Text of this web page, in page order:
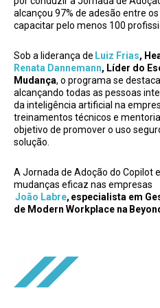
alcançou 97% de adesão entre
capacitar pelo menos 100
Sob a liderança de Luiz Frias,
Renata Dannemann, Líder do
Mudança, o programa se
alcançando todas as pessoas
da inteligência artificial na
treinamentos técnicos e
objetivo de promover o uso
solução.
A Jornada de Adoção do Copilot
mudanças eficaz nas empresas
João Labre, especialista em
de Modern Workplace na